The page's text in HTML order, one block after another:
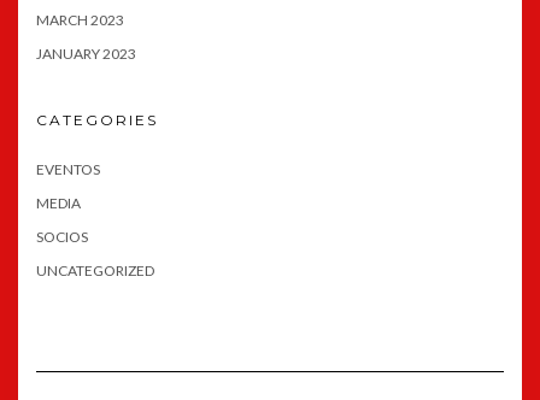
MARCH 2023
JANUARY 2023
CATEGORIES
EVENTOS
MEDIA
SOCIOS
UNCATEGORIZED